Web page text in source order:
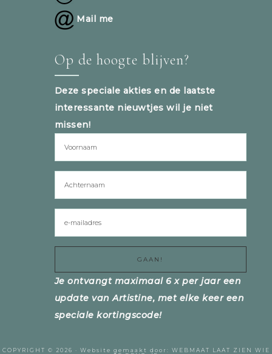
Mail me
Op de hoogte blijven?
Deze speciale akties en de laatste
interessante nieuwtjes wil je niet
missen!
Je ontvangt maximaal 6 x per jaar een
update van Artistine, met elke keer een
speciale kortingscode!
COPYRIGHT © 2026 · Website gemaakt door: WEBMAAT
LAAT ZIEN WIE